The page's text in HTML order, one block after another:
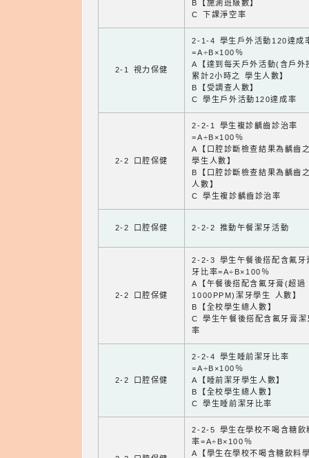
B【施測班級數】
C 下課淨空率
2-1 視力保健
2-1-4 學生戶外活動120達成
=A÷B×100％
A【達到每天戶外活動(含戶外
累計2小時之 學生人數】
B【受調查人數】
C 學生戶外活動120達成率
2-2 口腔保健
2-2-1 學生複診齲齒診治率
=A÷B×100％
A【口腔診斷檢查結果為齲齒
學生人數】
B【口腔診斷檢查結果為齲齒
人數】
C 學生複診齲齒診治率
2-2 口腔保健 2-2-2 推動午餐潔牙活動
2-2 口腔保健
2-2-3 學生午餐後搭配含氟牙
牙比率=A÷B×100％
A【午餐後搭配含氟牙膏(超過
1000PPM)潔牙學生 人數】
B【全校學生總人數】
C 學生午餐後搭配含氟牙膏潔
率
2-2 口腔保健
2-2-4 學生睡前潔牙比率
=A÷B×100％
A【睡前潔牙學生人數】
B【全校學生總人數】
C 學生睡前潔牙比率
2-2-5 學生在學校不喝含糖飲
率=A÷B×100％
A【學生在學校不喝含糖飲料